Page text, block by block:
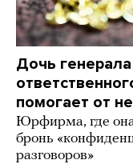
Дочь
помогает от
Юрфирма, где
бронь
разговоров»